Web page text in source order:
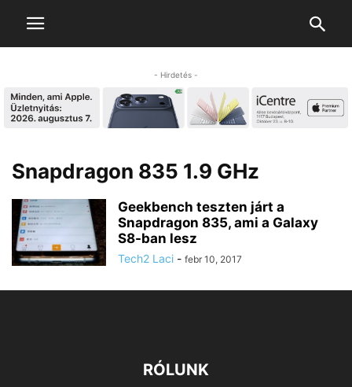
- Hirdetés -
Snapdragon 835 1.9 GHz
Geekbench teszten járt a
Snapdragon 835, ami a Galaxy
S8-ban lesz
Tech2 Laci - febr 10, 2017
RÓLUNK